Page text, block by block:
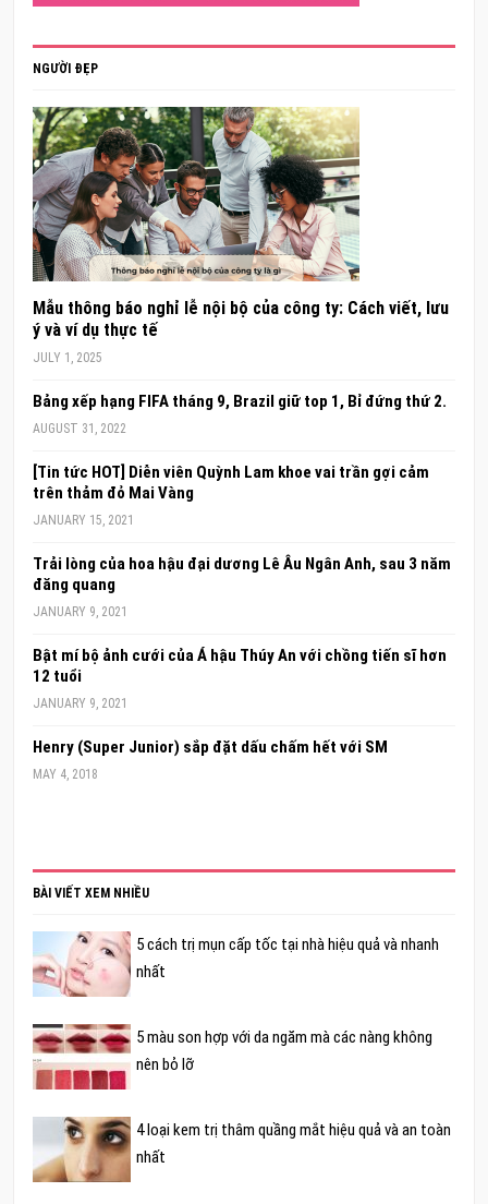
NGƯỜI ĐẸP
Mẫu thông báo nghỉ lễ nội bộ của công ty: Cách viết, lưu
ý và ví dụ thực tế
JULY 1, 2025
Bảng xếp hạng FIFA tháng 9, Brazil giữ top 1, Bỉ đứng thứ 2.
AUGUST 31, 2022
[Tin tức HOT] Diễn viên Quỳnh Lam khoe vai trần gợi cảm
trên thảm đỏ Mai Vàng
JANUARY 15, 2021
Trải lòng của hoa hậu đại dương Lê Âu Ngân Anh, sau 3 năm
đăng quang
JANUARY 9, 2021
Bật mí bộ ảnh cưới của Á hậu Thúy An với chồng tiến sĩ hơn
12 tuổi
JANUARY 9, 2021
Henry (Super Junior) sắp đặt dấu chấm hết với SM
MAY 4, 2018
BÀI VIẾT XEM NHIỀU
5 cách trị mụn cấp tốc tại nhà hiệu quả và nhanh
nhất
5 màu son hợp với da ngăm mà các nàng không
nên bỏ lỡ
4 loại kem trị thâm quầng mắt hiệu quả và an toàn
nhất